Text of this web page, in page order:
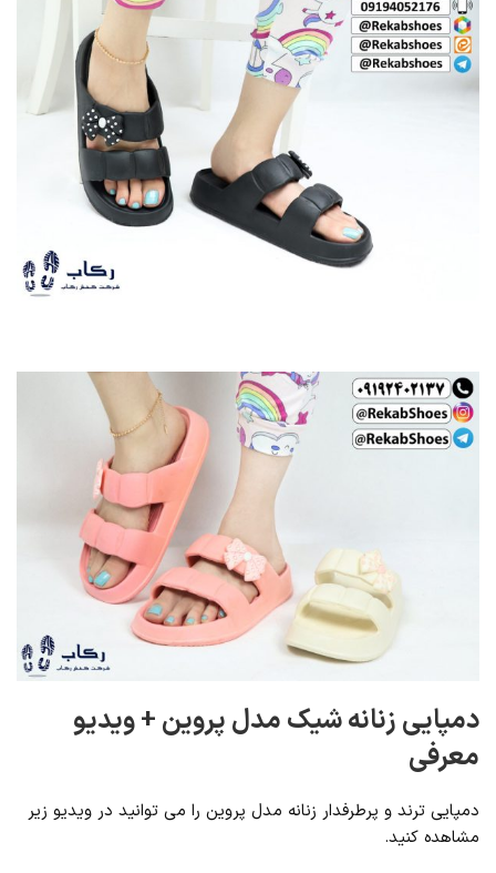
دمپایی زنانه شیک مدل پروین + ویدیو
معرفی
دمپایی ترند و پرطرفدار زنانه مدل پروین را می توانید در ویدیو زیر
مشاهده کنید.